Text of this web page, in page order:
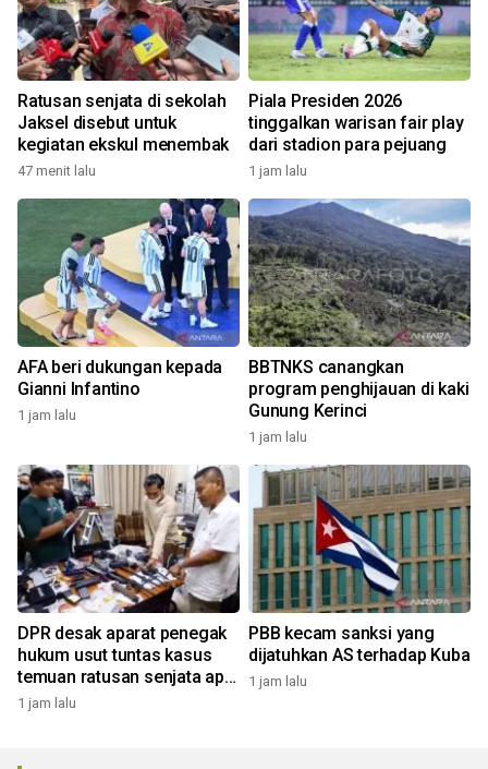
Ratusan senjata di sekolah
Jaksel disebut untuk
kegiatan ekskul menembak
47 menit lalu
Piala Presiden 2026
tinggalkan warisan fair play
dari stadion para pejuang
1 jam lalu
AFA beri dukungan kepada
Gianni Infantino
1 jam lalu
BBTNKS canangkan
program penghijauan di kaki
Gunung Kerinci
1 jam lalu
DPR desak aparat penegak
hukum usut tuntas kasus
temuan ratusan senjata api
di sekolah
1 jam lalu
PBB kecam sanksi yang
dijatuhkan AS terhadap Kuba
1 jam lalu